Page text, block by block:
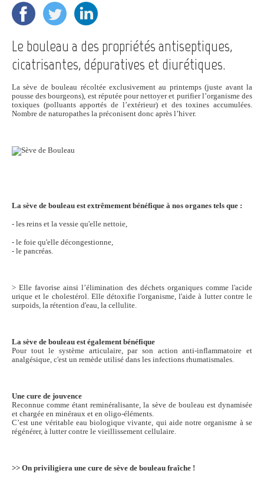
Le bouleau a des propriétés antiseptiques,
cicatrisantes, dépuratives et diurétiques.
La sève de bouleau récoltée exclusivement au printemps (juste avant la
pousse des bourgeons), est réputée pour nettoyer et purifier l’organisme des
toxiques (polluants apportés de l’extérieur) et des toxines accumulées.
Nombre de naturopathes la préconisent donc après l’hiver.
La sève de bouleau est extrêmement bénéfique à nos organes tels que :
- les reins et la vessie qu'elle nettoie,
- le foie qu'elle décongestionne,
- le pancréas.
> Elle favorise ainsi l’élimination des déchets organiques comme l'acide
urique et le cholestérol. Elle détoxifie l'organisme, l'aide à lutter contre le
surpoids, la rétention d'eau, la cellulite.
La sève de bouleau est également bénéfique
Pour tout le système articulaire, par son action anti-inflammatoire et
analgésique, c'est un remède utilisé dans les infections rhumatismales.
Une cure de jouvence
Reconnue comme étant reminéralisante, la sève de bouleau est dynamisée
et chargée en minéraux et en oligo-éléments.
C’est une véritable eau biologique vivante, qui aide notre organisme à se
régénérer, à lutter contre le vieillissement cellulaire.
>> On priviligiera une cure de sève de bouleau fraîche !